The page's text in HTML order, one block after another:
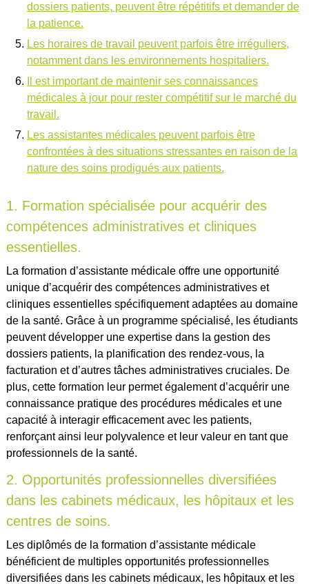
dossiers patients, peuvent être répétitifs et demander de
la patience.
Les horaires de travail peuvent parfois être irréguliers,
notamment dans les environnements hospitaliers.
Il est important de maintenir ses connaissances
médicales à jour pour rester compétitif sur le marché du
travail.
Les assistantes médicales peuvent parfois être
confrontées à des situations stressantes en raison de la
nature des soins prodigués aux patients.
1. Formation spécialisée pour acquérir des
compétences administratives et cliniques
essentielles.
La formation d’assistante médicale offre une opportunité
unique d’acquérir des compétences administratives et
cliniques essentielles spécifiquement adaptées au domaine
de la santé. Grâce à un programme spécialisé, les étudiants
peuvent développer une expertise dans la gestion des
dossiers patients, la planification des rendez-vous, la
facturation et d’autres tâches administratives cruciales. De
plus, cette formation leur permet également d’acquérir une
connaissance pratique des procédures médicales et une
capacité à interagir efficacement avec les patients,
renforçant ainsi leur polyvalence et leur valeur en tant que
professionnels de la santé.
2. Opportunités professionnelles diversifiées
dans les cabinets médicaux, les hôpitaux et les
centres de soins.
Les diplômés de la formation d’assistante médicale
bénéficient de multiples opportunités professionnelles
diversifiées dans les cabinets médicaux, les hôpitaux et les